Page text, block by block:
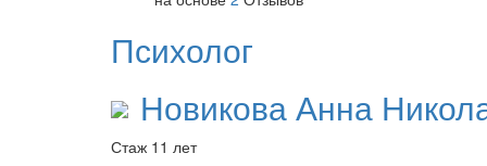
Психолог
НовиковаАнна
Стаж 11 лет